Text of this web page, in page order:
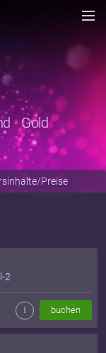
- Gold
Preise
2
i buchen